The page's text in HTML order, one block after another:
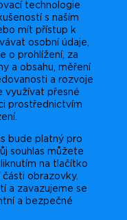
technologie
s naším
mít přístup k
osobní údaje,
o prohlížení, za
a obsahu, měření
a rozvoje
využívat přesné
prostřednictvím
bude platný pro
souhlas můžete
na tlačítko
části obrazovky.
a zavazujeme se
a bezpečné